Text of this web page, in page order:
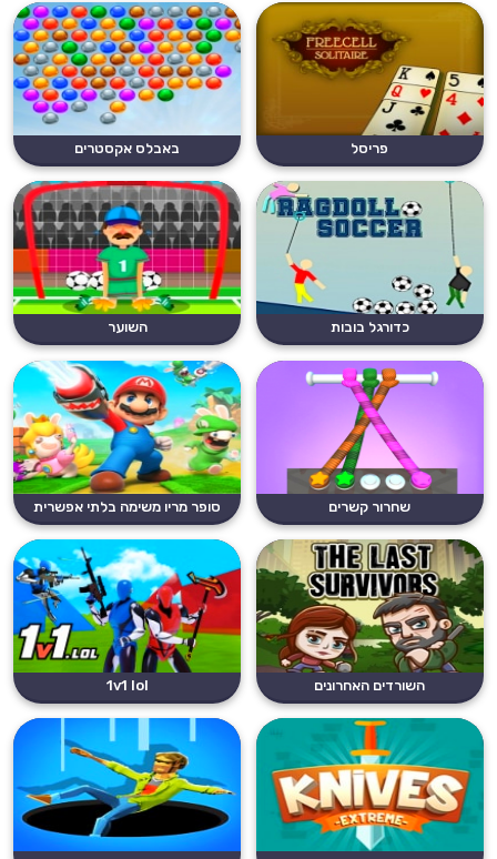
פריסל באבלס אקסטרים
כדורגל בובות השוער
שחרור קשרים סופר מריו משימה בלתי אפשרית
השורדים האחרונים 1v1 lol